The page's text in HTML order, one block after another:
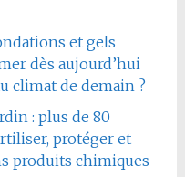
et gels
dès aujourd’hui
climat de demain ?
: plus de 80
protéger et
produits chimiques